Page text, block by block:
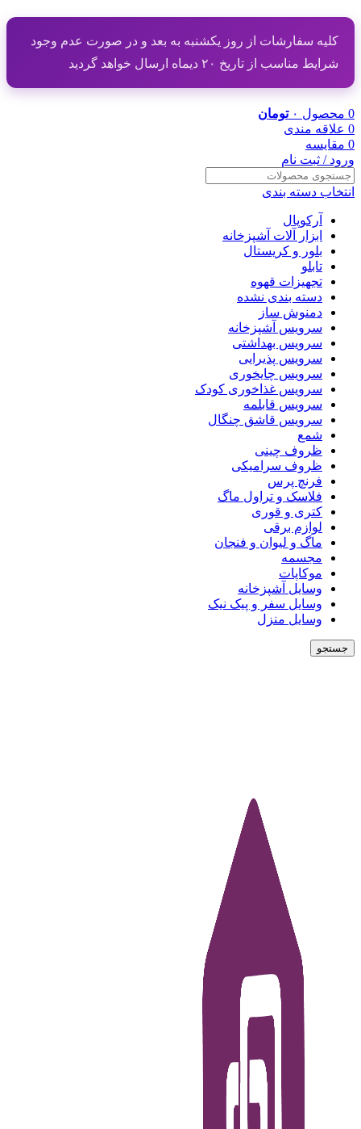
کلیه سفارشات از روز یکشنبه به بعد و در صورت عدم وجود
شرایط مناسب از تاریخ ۲۰ دیماه ارسال خواهد گردید
0 محصول ۰ تومان
0 علاقه مندی
0 مقایسه
ورود / ثبت نام
انتخاب دسته بندی
آرکوپال
ابزار آلات آشپزخانه
بلور و کریستال
تابلو
تجهیزات قهوه
دسته بندی نشده
دمنوش ساز
سرویس آشپزخانه
سرویس بهداشتی
سرویس پذیرایی
سرویس چایخوری
سرویس غذاخوری کودک
سرویس قابلمه
سرویس قاشق چنگال
شمع
ظروف چینی
ظروف سرامیکی
فرنچ پرس
فلاسک و تراول ماگ
کتری و قوری
لوازم برقی
ماگ و لیوان و فنجان
مجسمه
موکاپات
وسایل آشپزخانه
وسایل سفر و پیک نیک
وسایل منزل
جستجو